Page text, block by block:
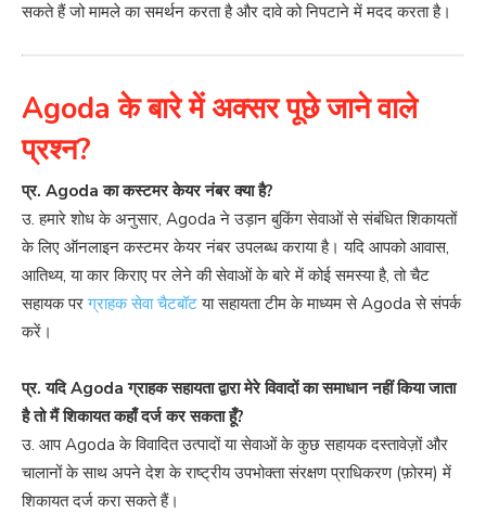
सकते हैं जो मामले का समर्थन करता है और दावे को निपटाने में मदद करता है।
Agoda के बारे में अक्सर पूछे जाने वाले
प्रश्न?
प्र. Agoda का कस्टमर केयर नंबर क्या है?
उ. हमारे शोध के अनुसार, Agoda ने उड़ान बुकिंग सेवाओं से संबंधित शिकायतों
के लिए ऑनलाइन कस्टमर केयर नंबर उपलब्ध कराया है। यदि आपको आवास,
आतिथ्य, या कार किराए पर लेने की सेवाओं के बारे में कोई समस्या है, तो चैट
सहायक परग्राहक सेवा चैटबॉटया सहायता टीम के माध्यम से Agoda से संपर्क
करें।
प्र. यदि Agoda ग्राहक सहायता द्वारा मेरे विवादों का समाधान नहीं किया जाता
है तो मैं शिकायत कहाँ दर्ज कर सकता हूँ?
उ. आप Agoda के विवादित उत्पादों या सेवाओं के कुछ सहायक दस्तावेज़ों और
चालानों के साथ अपने देश के राष्ट्रीय उपभोक्ता संरक्षण प्राधिकरण (फ़ोरम) में
शिकायत दर्ज करा सकते हैं।